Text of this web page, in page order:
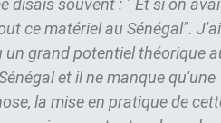
disais souvent : " Et si on
ce matériel au Sénégal". J'ai
un grand potentiel théorique
et il ne manque qu'une
la mise en pratique de